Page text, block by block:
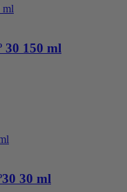
30 150 ml
30 ml